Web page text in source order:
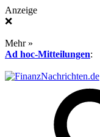
Anzeige
❌
Mehr »
Ad hoc-Mitteilungen: